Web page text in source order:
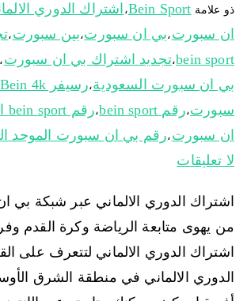
ذو علامة Bein Sport، اشتراك الدوري
ان سبورت ،بي ان سبورت،بين سبورت ،
bein sport،تجديد اشتراك بي ان سبورت ،
بي ان سبورت السعودية،رسيفر Bein 4k
سبورت،رقم bein sport ،رقم bein sport الكويت
ان سبورت ،رقم بي ان سبورت الموحد
لا تعليقات
اشتراك الدوري الالماني عبر شبكة
من يهوى متابعة الرياضة وكرة القدم
اشتراك الدوري الالماني لتتعرف على
الدوري الالماني في منطقة الشرق